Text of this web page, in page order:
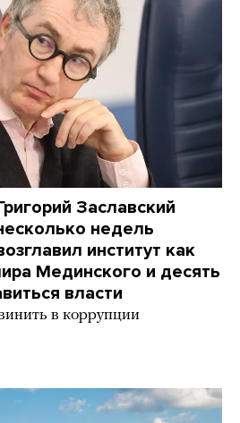
Заславский
недель
институт как
Мединского и десять
власти
в коррупции